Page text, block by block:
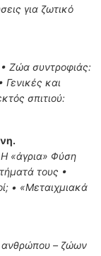
για ζωτικό
• Ζώα συντροφιάς:
Γενικές και
σπιτιού:
«άγρια» Φύση
τους •
• «Μεταιχμιακά
ανθρώπου – ζώων